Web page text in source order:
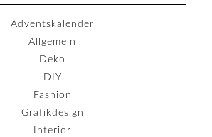
Adventskalender
Allgemein
Deko
DIY
Fashion
Grafikdesign
Interior